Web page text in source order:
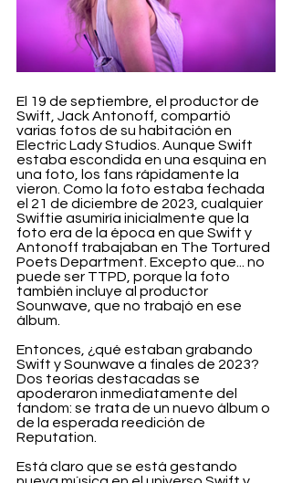
El 19 de septiembre, el productor de
Swift, Jack Antonoff, compartió
varias fotos de su habitación en
Electric Lady Studios. Aunque Swift
estaba escondida en una esquina en
una foto, los fans rápidamente la
vieron. Como la foto estaba fechada
el 21 de diciembre de 2023, cualquier
Swiftie asumiría inicialmente que la
foto era de la época en que Swift y
Antonoff trabajaban en The Tortured
Poets Department. Excepto que... no
puede ser TTPD, porque la foto
también incluye al productor
Sounwave, que no trabajó en ese
álbum.
Entonces, ¿qué estaban grabando
Swift y Sounwave a finales de 2023?
Dos teorías destacadas se
apoderaron inmediatamente del
fandom: se trata de un nuevo álbum o
de la esperada reedición de
Reputation.
Está claro que se está gestando